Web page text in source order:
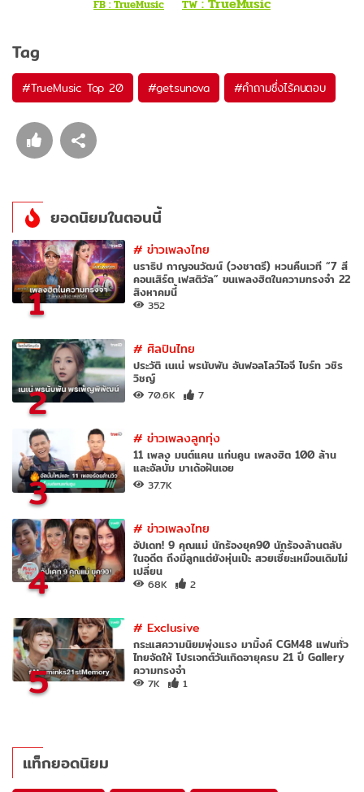
FB : TrueMusic TW
Tag
#TrueMusic Top 20 #getsunova #คำถามซึ่งไร้คนตอบ
ยอดนิยมในตอนนี้
1
#ข่าวเพลงไทย
นราธิป กาญจนวัฒน์ (วงชาตรี) หวนคืนเวที “7 สี
คอนเสิร์ต เฟสติวัล” ขนเพลงฮิตในความทรงจำ 22
สิงหาคมนี้
352
2
#ศิลปินไทย
ประวัติ เนเน่ พรนับพัน อันฟอลโลว์ไอจี ไบร์ท วชิร
วิชญ์
70.6K 7
3
#ข่าวเพลงลูกทุ่ง
11 เพลง มนต์แคน แก่นคูน เพลงฮิต 100 ล้าน
และอัลบั้ม มาเด้อฝันเอย
37.7K
4
#ข่าวเพลงไทย
อัปเดท! 9 คุณแม่ นักร้องยุค90 นักร้องล้านตลับ
ในอดีต ถึงมีลูกแต่ยังหุ่นเป๊ะ สวยเซี๊ยะเหมือนเดิมไม่
เปลี่ยน
68K 2
5
#Exclusive
กระแสความนิยมพุ่งแรง มามิ้งค์ CGM48 แฟนทั่ว
ไทยจัดให้ โปรเจกต์วันเกิดอายุครบ 21 ปี Gallery
ความทรงจำ
7K 1
แท็กยอดนิยม